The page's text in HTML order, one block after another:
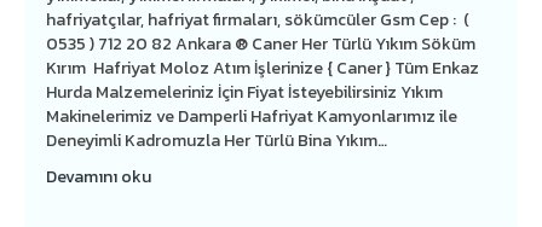
hafriyatçılar, hafriyat firmaları, sökümcüler Gsm Cep : (
0535 ) 712 20 82 Ankara ® Caner Her Türlü Yıkım Söküm
Kırım Hafriyat Moloz Atım İşlerinize { Caner } Tüm Enkaz
Hurda Malzemeleriniz İçin Fiyat İsteyebilirsiniz Yıkım
Makinelerimiz ve Damperli Hafriyat Kamyonlarımız ile
Deneyimli Kadromuzla Her Türlü Bina Yıkım…
Devamını oku